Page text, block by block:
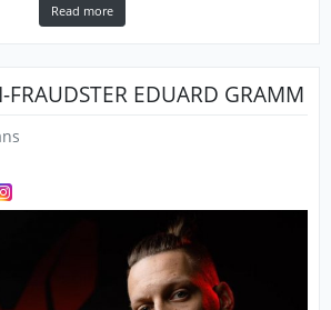
Read more
EDUARD GRAMM